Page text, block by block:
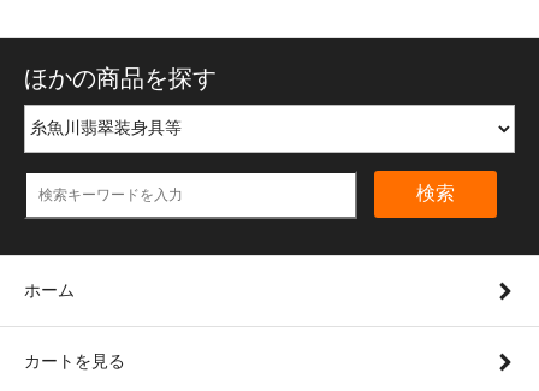
ほかの商品を探す
検索
ホーム
カートを見る